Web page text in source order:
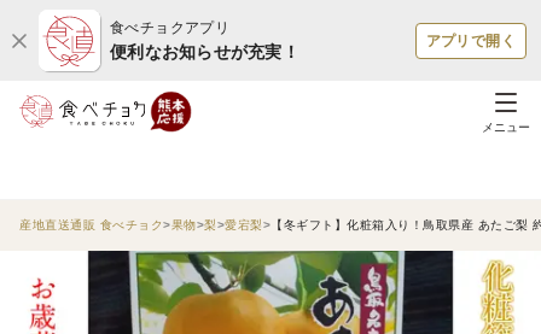
食べチョクアプリ
便利なお知らせが充実！
アプリで開く
メニュー
産地直送通販 食べチョク 果物 梨 愛宕梨 【冬ギフト】化粧箱入り！鳥取県産 あたご梨